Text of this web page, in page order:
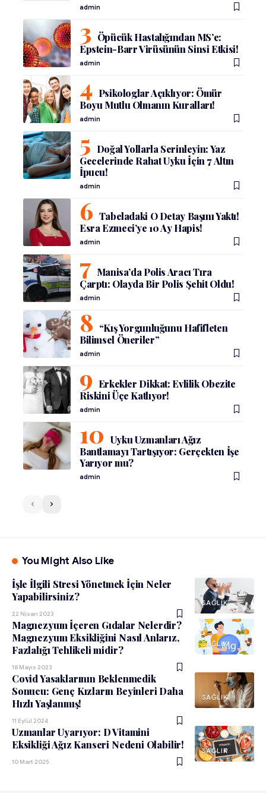
admin
Öpücük Hastalığından MS’e:
Epstein-Barr Virüsünün Sinsi Etkisi!
admin
Psikologlar Açıklıyor: Ömür
Boyu Mutlu Olmanın Kuralları!
admin
Doğal Yollarla Serinleyin: Yaz
Gecelerinde Rahat Uyku İçin 7 Altın
İpucu!
admin
Tabeladaki O Detay Başını Yaktı!
Esra Ezmeci’ye 10 Ay Hapis!
admin
Manisa’da Polis Aracı Tıra
Çarptı: Olayda Bir Polis Şehit Oldu!
admin
“Kış Yorgunluğunu Hafifleten
Bilimsel Öneriler”
admin
Erkekler Dikkat: Evlilik Obezite
Riskini Üçe Katlıyor!
admin
Uyku Uzmanları Ağız
Bantlamayı Tartışıyor: Gerçekten İşe
Yarıyor mu?
admin
You Might Also Like
SAĞLIK
İşle İlgili Stresi Yönetmek İçin Neler
Yapabilirsiniz?
22 Nisan 2023
SAĞLIK
Magnezyum İçeren Gıdalar Nelerdir?
Magnezyum Eksikliğini Nasıl Anlarız,
Fazlalığı Tehlikeli midir?
18 Mayıs 2023
SAĞLIK
Covid Yasaklarının Beklenmedik
Sonucu: Genç Kızların Beyinleri Daha
Hızlı Yaşlanmış!
11 Eylül 2024
SAĞLIK
Uzmanlar Uyarıyor: D Vitamini
Eksikliği Ağız Kanseri Nedeni Olabilir!
10 Mart 2025